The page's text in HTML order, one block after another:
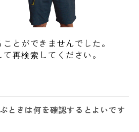
とができませんでした。
再検索してください。
ときは何を確認するとよいです